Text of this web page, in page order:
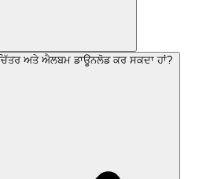
ਅਤੇ ਐਲਬਮ ਡਾਊਨਲੋਡ ਕਰ ਸਕਦਾ ਹਾਂ?